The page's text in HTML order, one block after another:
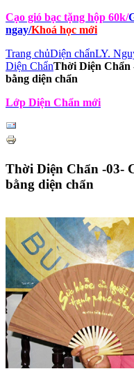
Cạo gió bạc tặng hộp 60k/
ngay/Khoá học mới
Trang chủDiện chẩnLY.
Diện ChẩnThời Diện Chẩn
bằng diện chẩn
Lớp Diện Chẩn mới
Thời Diện Chẩn -03-
bằng diện chẩn